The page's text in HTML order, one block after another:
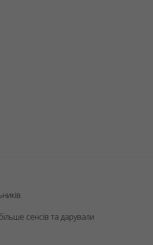
сенсів та дарували